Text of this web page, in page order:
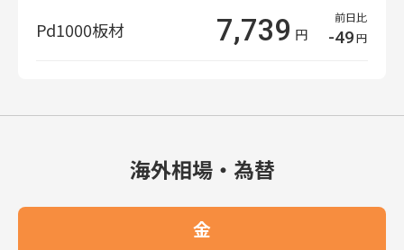
Pd1000板材 7,739 円
前日比
-49円
海外相場・為替
金